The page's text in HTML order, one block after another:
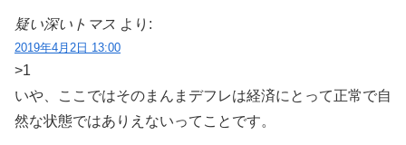
疑い深いトマス より:
2019年4月2日 13:00
>1
いや、ここではそのまんまデフレは経済にとって正常で自
然な状態ではありえないってことです。